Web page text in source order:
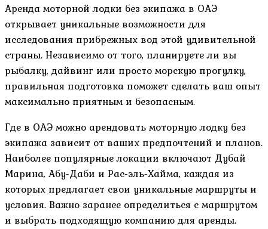
Аренда моторной лодки без экипажа в ОАЭ
открывает уникальные возможности для
исследования прибрежных вод этой удивительной
страны. Независимо от того, планируете ли вы
рыбалку, дайвинг или просто морскую прогулку,
правильная подготовка поможет сделать ваш опыт
максимально приятным и безопасным.
Где в ОАЭ можно арендовать моторную лодку без
экипажа зависит от ваших предпочтений и планов.
Наиболее популярные локации включают Дубай
Марина, Абу-Даби и Рас-эль-Хайма, каждая из
которых предлагает свои уникальные маршруты и
условия. Важно заранее определиться с маршрутом
и выбрать подходящую компанию для аренды.